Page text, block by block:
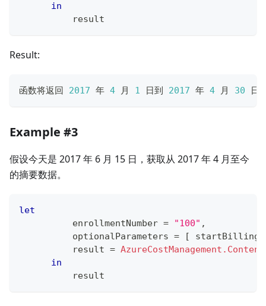
in
          result
Result:
函数将返回 2017 年 4 月 1 日到 2017 年 4 月 30 日
Example #3
假设今天是 2017 年 6 月 15 日，获取从 2017 年 4 月至今
的摘要数据。
let
          enrollmentNumber
= "100" ,
          optionalParameters
= [
          result
=
in
          result